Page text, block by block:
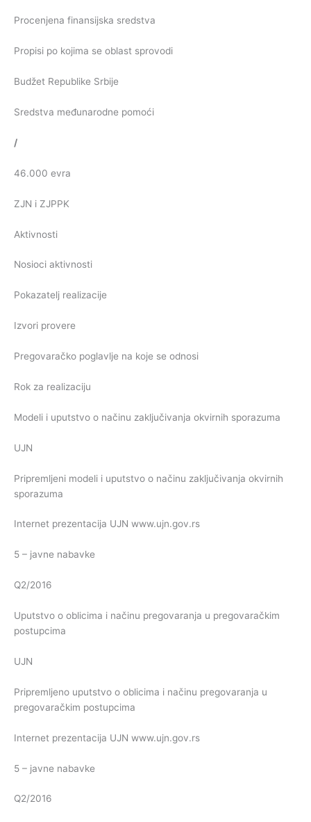
Procenjena finansijska sredstva
Propisi po kojima se oblast sprovodi
Budžet Republike Srbije
Sredstva međunarodne pomoći
/
46.000 evra
ZJN i ZJPPK
Aktivnosti
Nosioci aktivnosti
Pokazatelj realizacije
Izvori provere
Pregovaračko poglavlje na koje se odnosi
Rok za realizaciju
Modeli i uputstvo o načinu zaključivanja okvirnih sporazuma
UJN
Pripremljeni modeli i uputstvo o načinu zaključivanja okvirnih
sporazuma
Internet prezentacija UJN www.ujn.gov.rs
5 – javne nabavke
Q2/2016
Uputstvo o oblicima i načinu pregovaranja u pregovaračkim
postupcima
UJN
Pripremljeno uputstvo o oblicima i načinu pregovaranja u
pregovaračkim postupcima
Internet prezentacija UJN www.ujn.gov.rs
5 – javne nabavke
Q2/2016